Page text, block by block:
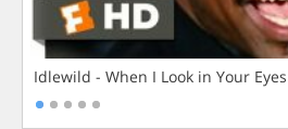
Idlewild - When I Look in Your